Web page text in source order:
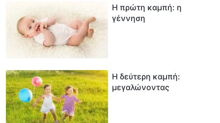
Η πρώτη καμπή: η
γέννηση
Η δεύτερη καμπή:
μεγαλώνοντας